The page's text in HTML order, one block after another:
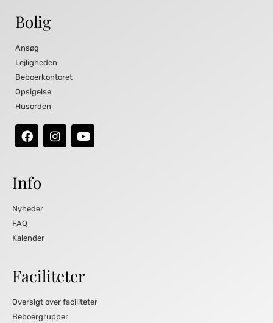
Bolig
Ansøg
Lejligheden
Beboerkontoret
Opsigelse
Husorden
Info
Nyheder
FAQ
Kalender
Faciliteter
Oversigt over faciliteter
Beboergrupper